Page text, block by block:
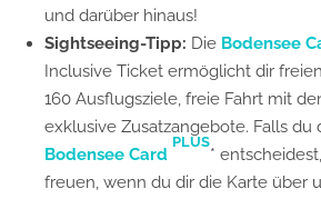
und darüber hinaus!
Sightseeing-Tipp: Die Bodensee
Inclusive Ticket ermöglicht dir
160 Ausflugsziele, freie Fahrt mit
exklusive Zusatzangebote. Falls du
Bodensee Card
PLUS
*
freuen, wenn du dir die Karte über